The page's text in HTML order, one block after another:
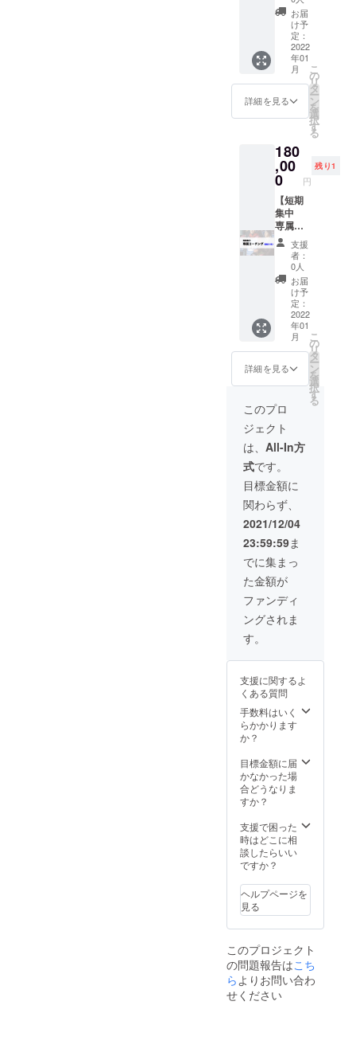
てご連
絡いた
しま
す。ま
た内容
によっ
ては諸
事情の
い場合
がござ
いま
す。詳
細につ
いては
DMにて
ご連絡
くださ
いま
せ。
プ・ジ
ブ・
ハーフ
パイ
プ・グ
ラト
リ・フ
リーラ
イド 最
大人
名 ※
レッス
ンは〜
４Hとな
りま
す。 ※
上記に
加えて
別途、
現地ま
での交
通費・
宿泊・
リフト
パス等
の経費
は実費
でお支
払いい
ただき
ます。
※ 支援
者様の
費用は
各自ご
負担を
お願い
しま
す。 ※
その他
詳細や
必要情
報はDM
にてご
連絡く
ださ
い。
インス
ポン
サー権
掲載/ス
ポン
サー
コール/
外部リ
ンク ・
22シー
ズンに
配信す
る全動
画の
オープ
ニング
で御社
のロゴ
掲載し
ます ・
2021-
22シー
ズンに
配信す
る全動
画の
オープ
ニング
でスポ
ンサー
コール
を行い
ます ・
動画説
明欄に
御社へ
の外部
リンク
を埋め
込みま
す
YouTub
eチャン
ネル：
Total
Skiing
Fitness
utube.c
nnel/UC
6ph6Vu
I76aod
KPR8R
o0gGg
情報 掲
載する
ロゴな
どの必
は追っ
てご連
絡いた
しま
細につ
いては
DMにて
ご連絡
いま
せ。 ま
た内容
によっ
ては、
国のス
キー場
または
オフト
レーニ
ング施
設での
レッス
ン及び
セッ
イベン
トに1日
ゲスト
として
行きま
す。
レッス
ンをす
ること
も可能
です。
対応可
能：
ジャン
プ・ジ
ブ・
ハーフ
パイ
プ・グ
ラト
リ・フ
リーラ
イド 日
程：1月
以降で
調整さ
せてい
ただき
ます。
場所：
全国ど
こでも
OK 開
催場所
はご希
望を聞
いたう
えで調
ます。
限：な
し ※
レッス
ンの場
合は人
いと一
人当た
りに割
く時間
くなり
ますの
でご注
意くだ
※ 上記
に加え
て別
途、現
の交通
費・宿
泊等の
経費は
実費で
お届
け予
定：
2022
年01
月
詳細を見る
こ
の
リ
タ
ー
ン
を
選
択
す
る
180
,00
0 円
残り1
【短期
集中
専属
コーチ
ング
（限定1
名）】
ご指定
いただ
く国内
外のス
キー場
にて、
短期集
中の
コーチ
ングや
大会サ
ポート
を行い
ます。
・現地
での
コーチ
ング、
撮影 ・
移動サ
ポート
・ライ
ダーズ
ミー
ティン
グへの
参加
望の場
遠征期
間中の
英語対
応（海
外遠征
合） ※
コーチ
ング期
間を含
動プラ
ンにつ
いて
は、選
成年の
場合は
保護
者）か
を聞い
た上で
相談
し、決
めさせ
支援
者：
0人
お届
け予
定：
2022
年01
月
詳細を見る
こ
の
リ
タ
ー
ン
を
選
択
す
る
このプロ
ジェクト
は、 All-In方
式です。
目標金額に
関わらず、
2021/12/04
23:59:59ま
でに集まっ
た金額が
ファンディ
ングされま
す。
支援に関するよ
くある質問
手数料はいく
らかかります
か？
目標金額に届
かなかった場
合どうなりま
すか？
支援で困った
時はどこに相
談したらいい
ですか？
ヘルプページを
見る
このプロジェクト
の問題報告はこち
ら よりお問い合わ
せください